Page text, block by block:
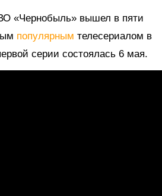
«Чернобыль» вышел в пяти
популярным телесериалом в
серии состоялась 6 мая.